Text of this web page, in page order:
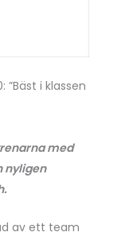
”Bäst i klassen
med
nyligen
av ett team